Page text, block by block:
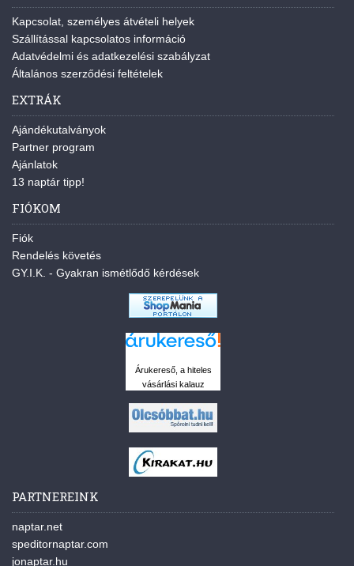
Kapcsolat, személyes átvételi helyek
Szállítással kapcsolatos információ
Adatvédelmi és adatkezelési szabályzat
Általános szerződési feltételek
EXTRÁK
Ajándékutalványok
Partner program
Ajánlatok
13 naptár tipp!
FIÓKOM
Fiók
Rendelés követés
GY.I.K. - Gyakran ismétlődő kérdések
Árukereső, a hiteles
vásárlási kalauz
PARTNEREINK
naptar.net
speditornaptar.com
jonaptar.hu